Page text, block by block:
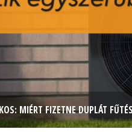
MIÉRT FIZETNE DUPLÁT